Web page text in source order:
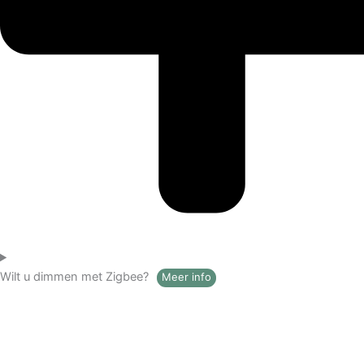
Wilt u dimmen met Zigbee? Meer info